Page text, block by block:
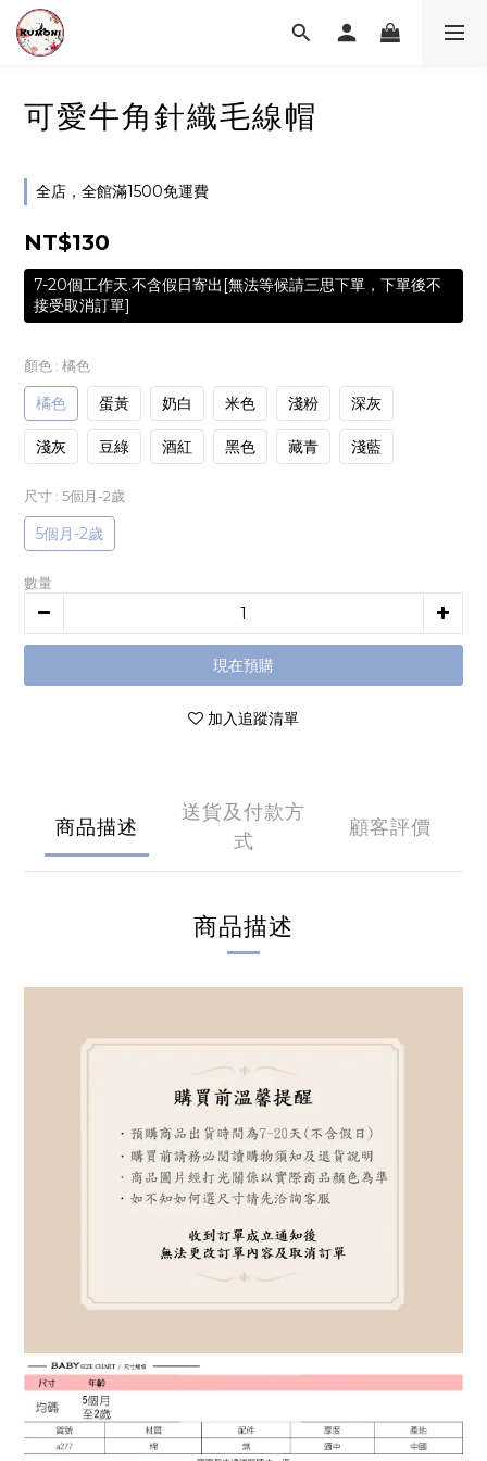
可愛牛角針織毛線帽
全店，全館滿1500免運費
NT$130
7-20個工作天.不含假日寄出[無法等候請三思下單，下單後不
接受取消訂單]
顏色 : 橘色
橘色 蛋黃 奶白 米色 淺粉 深灰
淺灰 豆綠 酒紅 黑色 藏青 淺藍
尺寸 : 5個月-2歲
5個月-2歲
數量
現在預購
加入追蹤清單
商品描述
送貨及付款方
式
顧客評價
商品描述